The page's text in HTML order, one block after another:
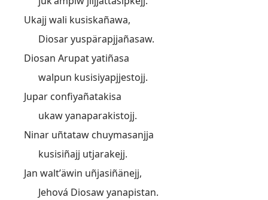
Ukajj wali kusiskañawa,
Diosar yuspärapjjañasaw.
Diosan Arupat yatiñasa
walpun kusisiyapjjestojj.
Jupar confiyañatakisa
ukaw yanaparakistojj.
Ninar uñtataw chuymasanjja
kusisiñajj utjarakejj.
Jan waltʼäwin uñjasiñänejj,
Jehová Diosaw yanapistan.